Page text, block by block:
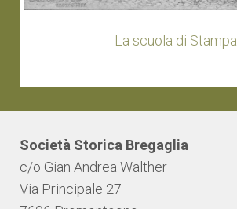
La scuola di Stampa
Società Storica Bregaglia
c/o Gian Andrea Walther
Via Principale 27